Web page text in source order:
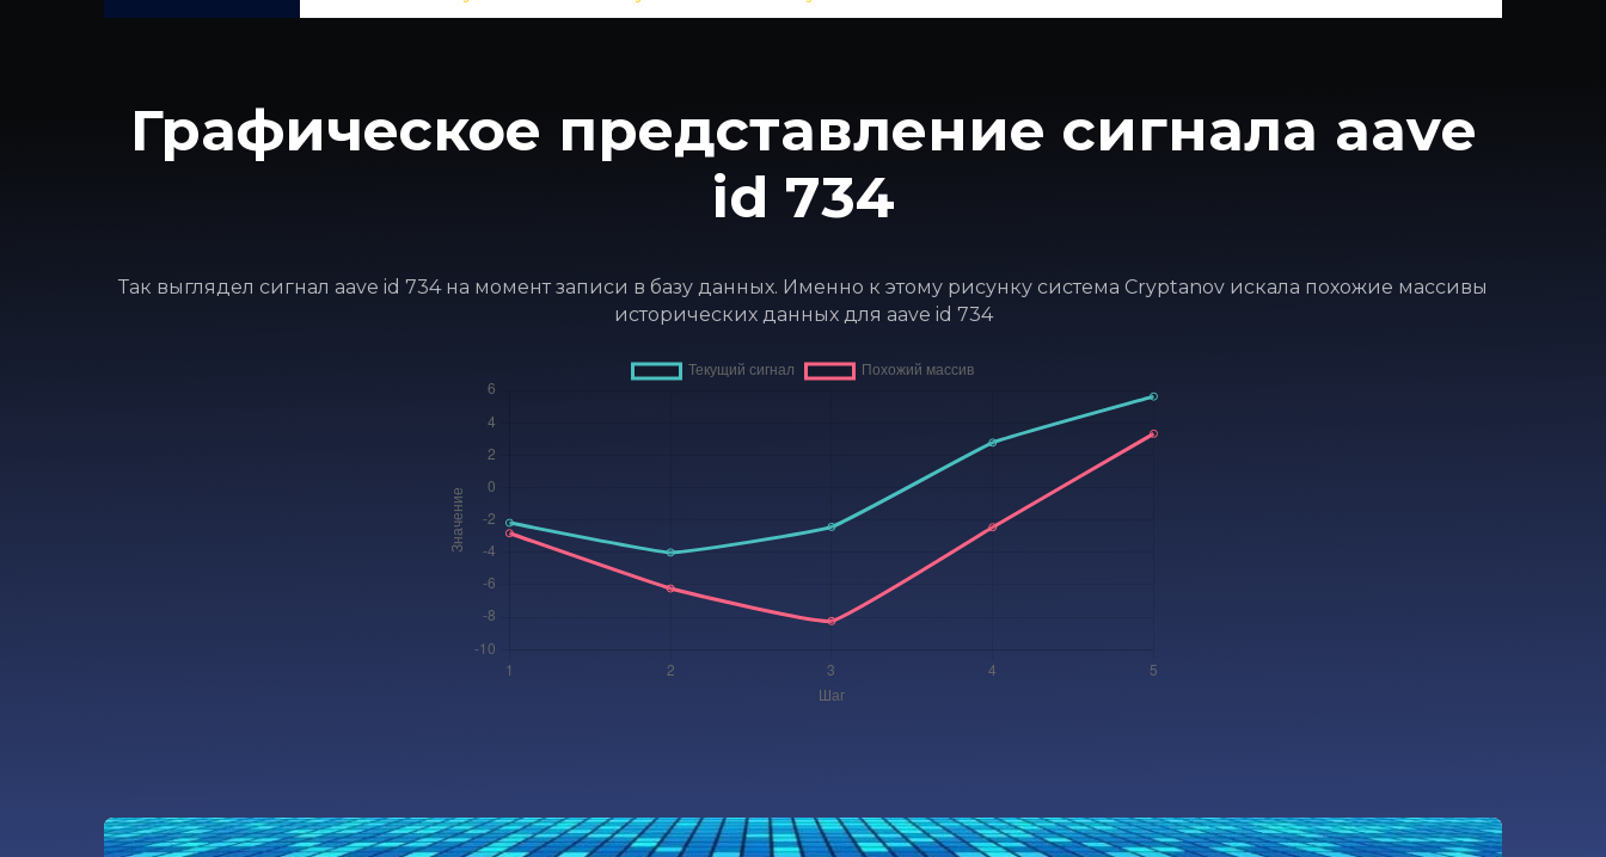
Графическое представление сигнала aave
id 734
Так выглядел сигнал aave id 734 на момент записи в базу данных. Именно к этому рисунку система Cryptanov искала похожие массивы
исторических данных для aave id 734